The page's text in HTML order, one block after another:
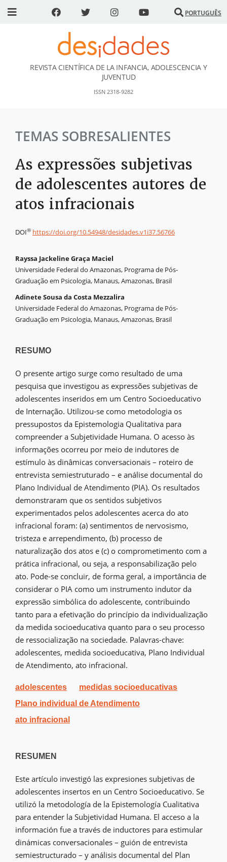
PORTUGUÊS
DESidades
REVISTA CIENTÍFICA DE LA INFANCIA, ADOLESCENCIA Y
JUVENTUD
ISSN 2318-9282
TEMAS SOBRESALIENTES
As expressões subjetivas
de adolescentes autores de
atos infracionais
DOI® https://doi.org/10.54948/desidades.v1i37.56766
Rayssa Jackeline Graça Maciel
Universidade Federal do Amazonas, Programa de Pós-
Graduação em Psicologia, Manaus, Amazonas, Brasil
Adinete Sousa da Costa Mezzalira
Universidade Federal do Amazonas, Programa de Pós-
Graduação em Psicologia, Manaus, Amazonas, Brasil
RESUMO
O presente artigo surge como resultado de uma
pesquisa que investigou as expressões subjetivas de
adolescentes inseridos em um Centro Socioeducativo
de Internação. Utilizou-se como metodologia os
pressupostos da Epistemologia Qualitativa para
compreender a Subjetividade Humana. O acesso às
informações ocorreu por meio de indutores de
estímulo às dinâmicas conversacionais – roteiro de
entrevista semiestruturado – e análise documental do
Plano Individual de Atendimento (PIA). Os resultados
demonstraram que os sentidos subjetivos
experimentados pelos adolescentes acerca do ato
infracional foram: (a) sentimentos de nervosismo,
tristeza e arrependimento, (b) processo de
naturalização dos atos e (c) o comprometimento com a
prática infracional, ou seja, a responsabilização pelo
ato. Pode-se concluir, de forma geral, a importância de
considerar o PIA como um instrumento indutor da
expressão simbólica do adolescente, contribuindo
tanto para a efetivação do princípio da individualização
da medida socioeducativa quanto para o seu processo
de ressocialização na sociedade. Palavras-chave:
adolescentes, medida socioeducativa, Plano Individual
de Atendimento, ato infracional.
adolescentes
medidas socioeducativas
Plano individual de Atendimento
ato infracional
RESUMEN
Este artículo investigó las expresiones subjetivas de
adolescentes insertos en un Centro Socioeducativo. Se
utilizó la metodología de la Epistemología Cualitativa
para entender la Subjetividad Humana. El acceso a la
información fue a través de inductores para estimular
dinámicas conversacionales – guión de entrevista
semiestructurado – y análisis documental del Plan